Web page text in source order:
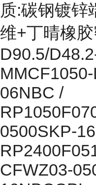
质:碳钢镀锌
维+丁晴橡胶
D90.5/
06NBC /
0500SKP-
CFWZ03-